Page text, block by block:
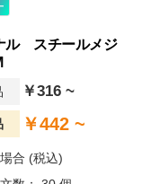
ル スチールメジ
￥316 ~
￥442 ~
合 (税込)